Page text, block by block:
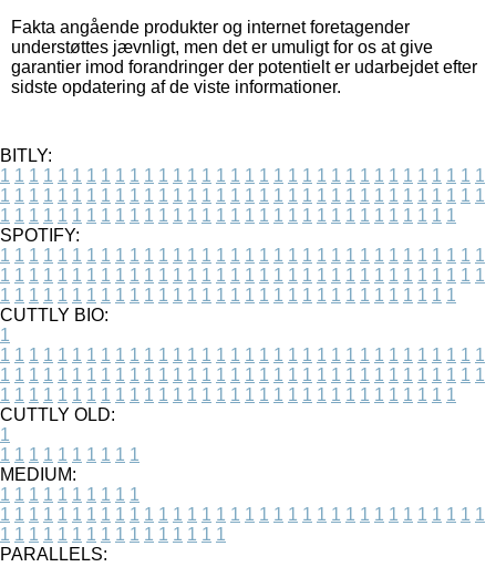
Fakta angående produkter og internet foretagender
understøttes jævnligt, men det er umuligt for os at give
garantier imod forandringer der potentielt er udarbejdet efter
sidste opdatering af de viste informationer.
BITLY:
1 1 1 1 1 1 1 1 1 1 1 1 1 1 1 1 1 1 1 1 1 1 1 1 1 1 1 1 1 1 1 1 1 1
1 1 1 1 1 1 1 1 1 1 1 1 1 1 1 1 1 1 1 1 1 1 1 1 1 1 1 1 1 1 1 1 1 1
1 1 1 1 1 1 1 1 1 1 1 1 1 1 1 1 1 1 1 1 1 1 1 1 1 1 1 1 1 1 1 1
SPOTIFY:
1 1 1 1 1 1 1 1 1 1 1 1 1 1 1 1 1 1 1 1 1 1 1 1 1 1 1 1 1 1 1 1 1 1
1 1 1 1 1 1 1 1 1 1 1 1 1 1 1 1 1 1 1 1 1 1 1 1 1 1 1 1 1 1 1 1 1 1
1 1 1 1 1 1 1 1 1 1 1 1 1 1 1 1 1 1 1 1 1 1 1 1 1 1 1 1 1 1 1 1
CUTTLY BIO:
1
1 1 1 1 1 1 1 1 1 1 1 1 1 1 1 1 1 1 1 1 1 1 1 1 1 1 1 1 1 1 1 1 1 1
1 1 1 1 1 1 1 1 1 1 1 1 1 1 1 1 1 1 1 1 1 1 1 1 1 1 1 1 1 1 1 1 1 1
1 1 1 1 1 1 1 1 1 1 1 1 1 1 1 1 1 1 1 1 1 1 1 1 1 1 1 1 1 1 1 1
CUTTLY OLD:
1
1 1 1 1 1 1 1 1 1 1
MEDIUM:
1 1 1 1 1 1 1 1 1 1
1 1 1 1 1 1 1 1 1 1 1 1 1 1 1 1 1 1 1 1 1 1 1 1 1 1 1 1 1 1 1 1 1 1
1 1 1 1 1 1 1 1 1 1 1 1 1 1 1 1
PARALLELS: